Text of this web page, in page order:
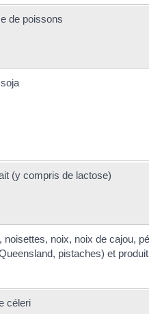
de poissons
(y compris de lactose)
noix, noix de cajou,
pistaches) et
céleri